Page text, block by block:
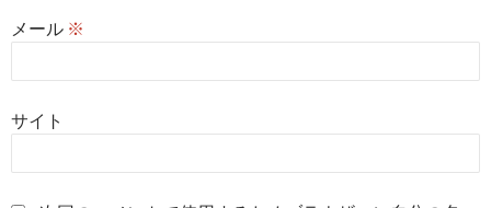
メール ※
サイト